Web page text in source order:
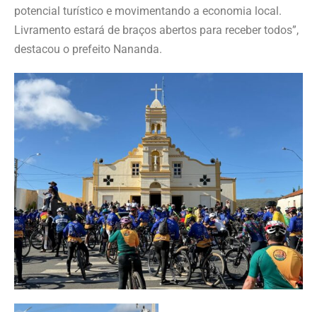
potencial turístico e movimentando a economia local.
Livramento estará de braços abertos para receber todos”,
destacou o prefeito Nananda.